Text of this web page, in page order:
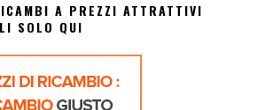
A PREZZI ATTRATTIVI
SOLO QUI